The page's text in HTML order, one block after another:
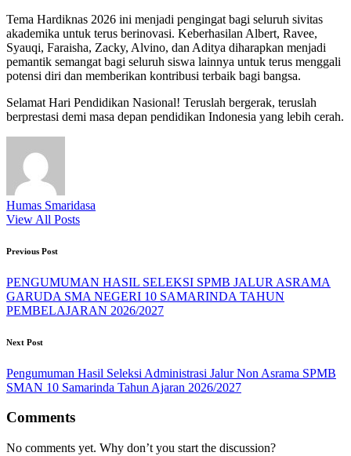
Tema Hardiknas 2026 ini menjadi pengingat bagi seluruh sivitas
akademika untuk terus berinovasi. Keberhasilan Albert, Ravee,
Syauqi, Faraisha, Zacky, Alvino, dan Aditya diharapkan menjadi
pemantik semangat bagi seluruh siswa lainnya untuk terus menggali
potensi diri dan memberikan kontribusi terbaik bagi bangsa.
Selamat Hari Pendidikan Nasional! Teruslah bergerak, teruslah
berprestasi demi masa depan pendidikan Indonesia yang lebih cerah.
Humas Smaridasa
View All Posts
Post
navigation
Previous Post
PENGUMUMAN HASIL SELEKSI SPMB JALUR ASRAMA
GARUDA SMA NEGERI 10 SAMARINDA TAHUN
PEMBELAJARAN 2026/2027
Next Post
Pengumuman Hasil Seleksi Administrasi Jalur Non Asrama SPMB
SMAN 10 Samarinda Tahun Ajaran 2026/2027
Comments
No comments yet. Why don’t you start the discussion?